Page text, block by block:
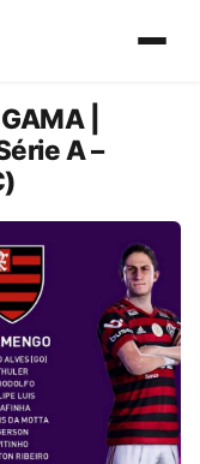
|
A –